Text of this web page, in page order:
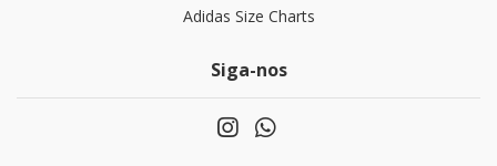
Adidas Size Charts
Siga-nos